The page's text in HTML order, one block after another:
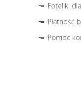
Foteliki
Płatność
Pomoc